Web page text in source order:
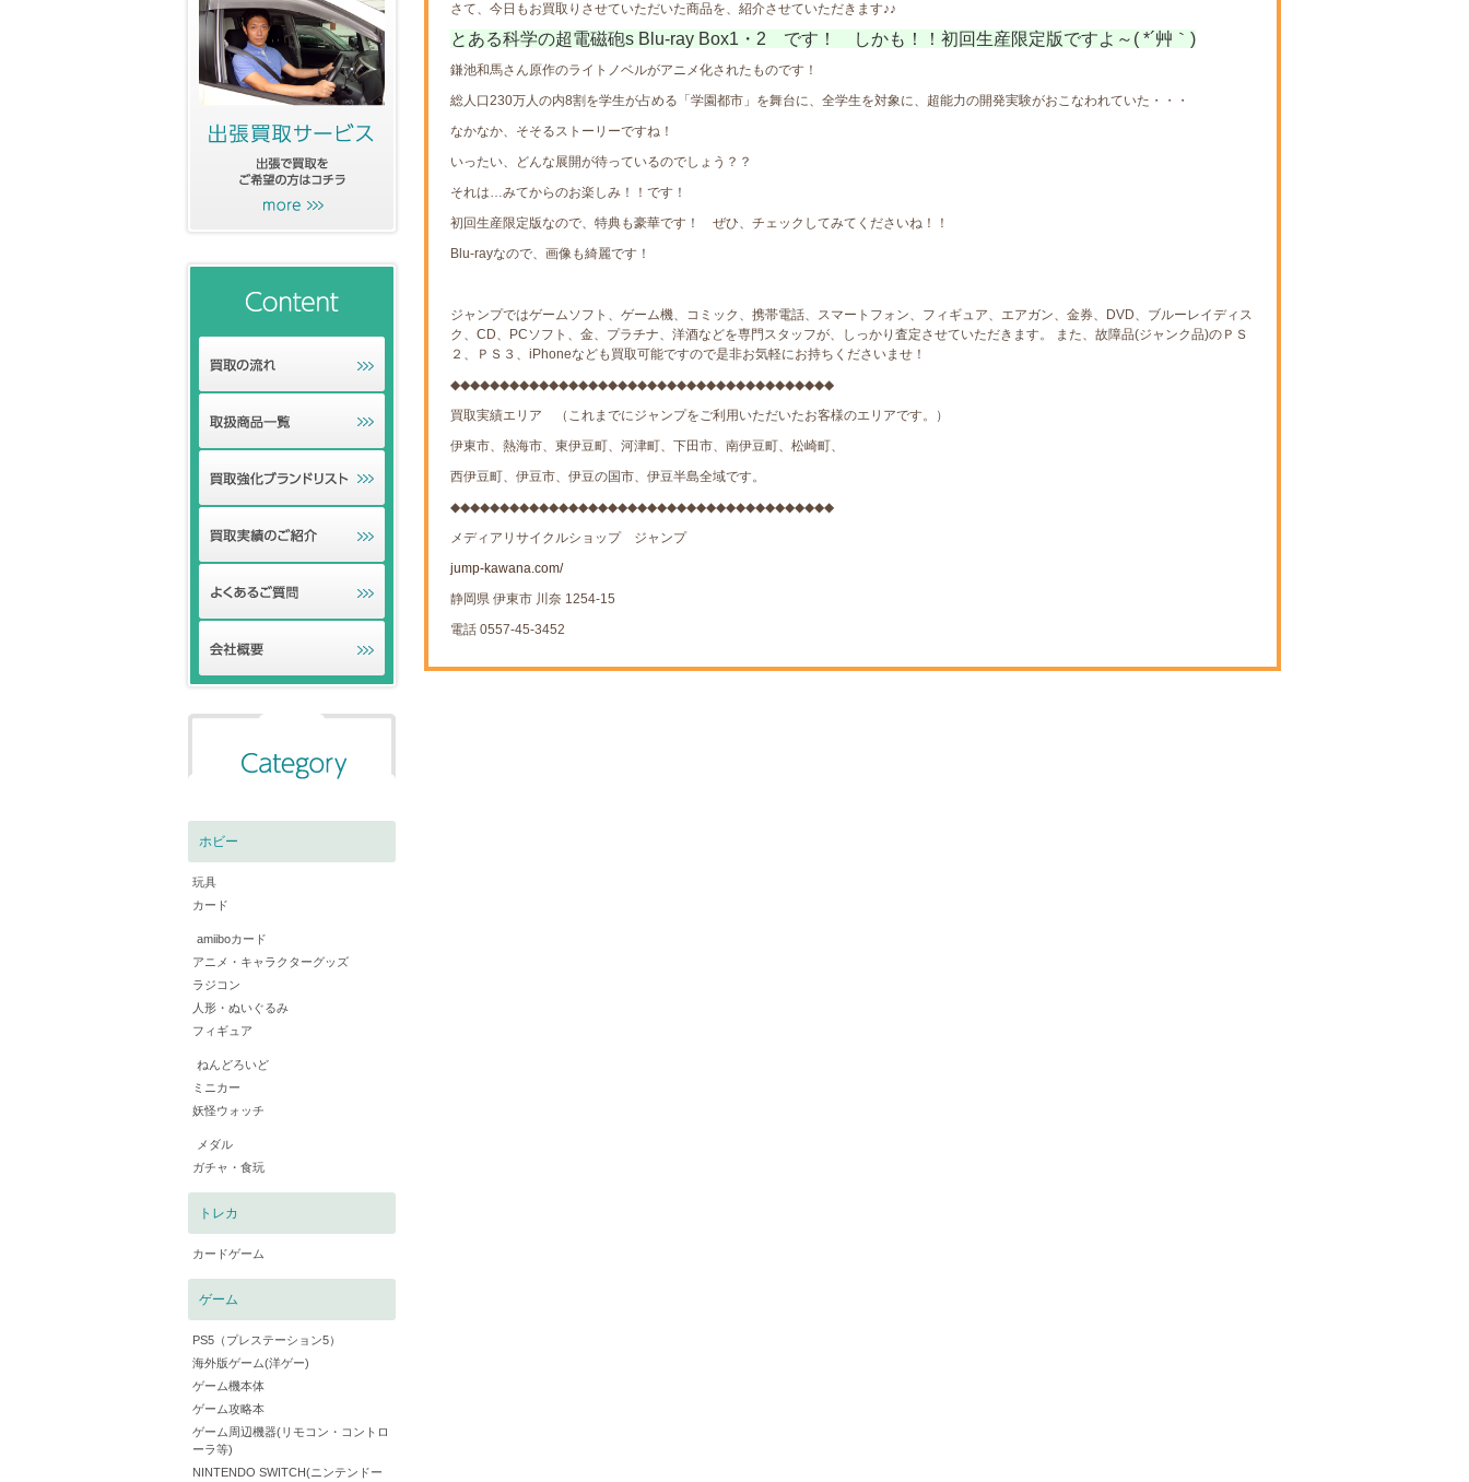
さて、今日もお買取りさせていただいた商品を、紹介させていただきます♪♪
とある科学の超電磁砲s Blu-ray Box1・2 です！ しかも！！初回生産限定版ですよ～( *´艸｀)
鎌池和馬さん原作のライトノベルがアニメ化されたものです！
総人口230万人の内8割を学生が占める「学園都市」を舞台に、全学生を対象に、超能力の開発実験がおこなわれていた・・・
なかなか、そそるストーリーですね！
いったい、どんな展開が待っているのでしょう？？
それは…みてからのお楽しみ！！です！
初回生産限定版なので、特典も豪華です！ ぜひ、チェックしてみてくださいね！！
Blu-rayなので、画像も綺麗です！
ジャンプではゲームソフト、ゲーム機、コミック、携帯電話、スマートフォン、フィギュア、エアガン、金券、DVD、ブルーレイディス
ク、CD、PCソフト、金、プラチナ、洋酒などを専門スタッフが、しっかり査定させていただきます。 また、故障品(ジャンク品)のＰＳ
２、ＰＳ３、iPhoneなども買取可能ですので是非お気軽にお持ちくださいませ！
◆◆◆◆◆◆◆◆◆◆◆◆◆◆◆◆◆◆◆◆◆◆◆◆◆◆◆◆◆◆◆◆◆◆◆◆◆◆◆
買取実績エリア （これまでにジャンプをご利用いただいたお客様のエリアです。）
伊東市、熱海市、東伊豆町、河津町、下田市、南伊豆町、松崎町、
西伊豆町、伊豆市、伊豆の国市、伊豆半島全域です。
◆◆◆◆◆◆◆◆◆◆◆◆◆◆◆◆◆◆◆◆◆◆◆◆◆◆◆◆◆◆◆◆◆◆◆◆◆◆◆
メディアリサイクルショップ ジャンプ
jump-kawana.com/
静岡県 伊東市 川奈 1254-15
電話 0557-45-3452
ホビー
玩具
カード
amiiboカード
アニメ・キャラクターグッズ
ラジコン
人形・ぬいぐるみ
フィギュア
ねんどろいど
ミニカー
妖怪ウォッチ
メダル
ガチャ・食玩
トレカ
カードゲーム
ゲーム
PS5（プレステーション5）
海外版ゲーム(洋ゲー)
ゲーム機本体
ゲーム攻略本
ゲーム周辺機器(リモコン・コントロ
ーラ等)
NINTENDO SWITCH(ニンテンドー